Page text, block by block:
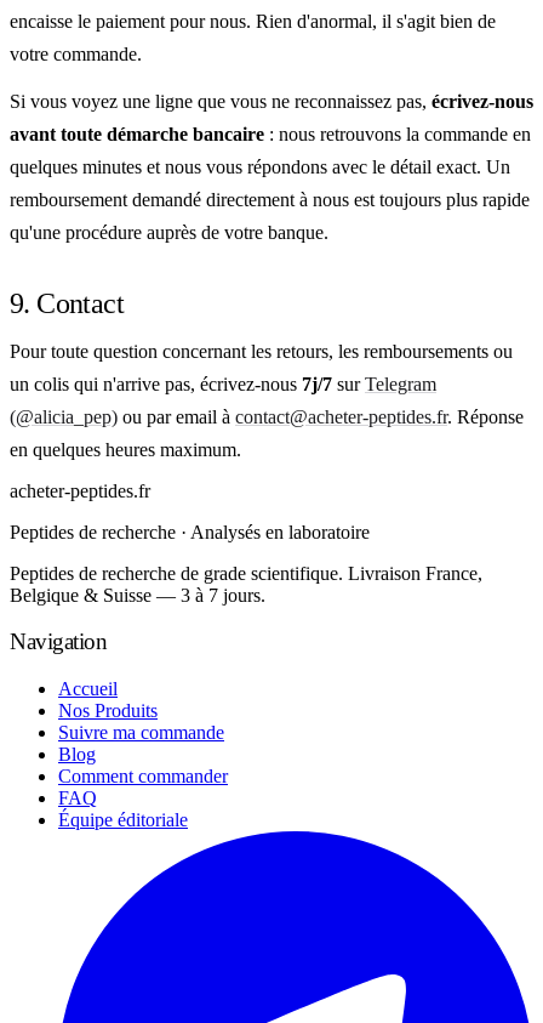
encaisse le paiement pour nous. Rien d'anormal, il s'agit bien de
votre commande.
Si vous voyez une ligne que vous ne reconnaissez pas, écrivez-nous
avant toute démarche bancaire : nous retrouvons la commande en
quelques minutes et nous vous répondons avec le détail exact. Un
remboursement demandé directement à nous est toujours plus rapide
qu'une procédure auprès de votre banque.
9. Contact
Pour toute question concernant les retours, les remboursements ou
un colis qui n'arrive pas, écrivez-nous 7j/7 surTelegram
(@alicia_pep) ou par email à contact@acheter-peptides.fr. Réponse
en quelques heures maximum.
acheter-peptides.fr
Peptides de recherche · Analysés en laboratoire
Peptides de recherche de grade scientifique. Livraison France,
Belgique & Suisse — 3 à 7 jours.
Navigation
Accueil
Nos Produits
Suivre ma commande
Blog
Comment commander
FAQ
Équipe éditoriale